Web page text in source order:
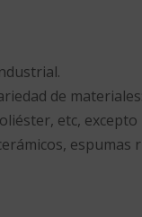
de
etc, excepto
espumas